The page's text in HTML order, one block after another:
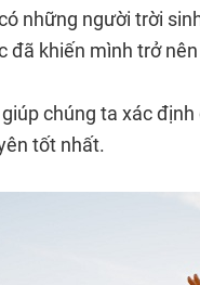
những người trời
đã khiến mình trở
chúng ta xác
tốt nhất.